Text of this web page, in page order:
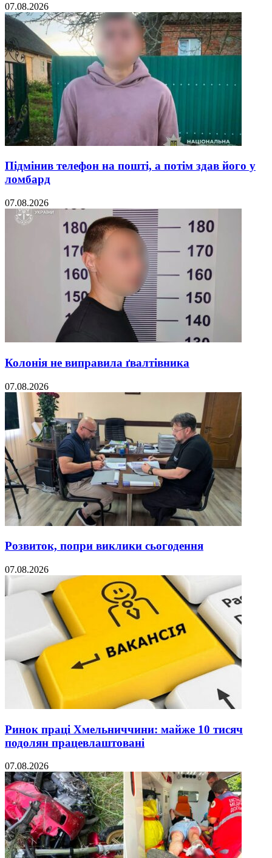
07.08.2026
Підмінив телефон на пошті, а потім здав його у
ломбард
07.08.2026
Колонія не виправила ґвалтівника
07.08.2026
Розвиток, попри виклики сьогодення
07.08.2026
Ринок праці Хмельниччини: майже 10 тисяч
подолян працевлаштовані
07.08.2026